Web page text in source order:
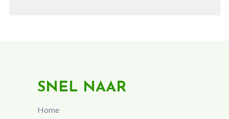
SNEL NAAR
Home